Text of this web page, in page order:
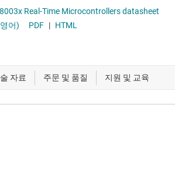
Real-Time Microcontrollers datasheet
어) PDF | HTML